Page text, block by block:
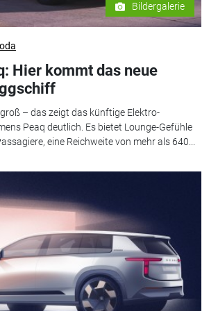
Bildergalerie
Hier kommt das neue
– das zeigt das künftige Elektro-
Peaq deutlich. Es bietet Lounge-Gefühle
eine Reichweite von mehr als 640...